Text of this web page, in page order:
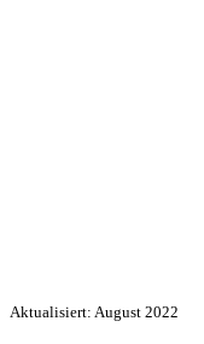
Aktualisiert: August 2022